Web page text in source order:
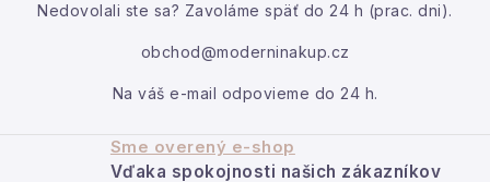
Nedovolali ste sa? Zavoláme späť do 24 h (prac. dni).
obchod@moderninakup.cz
Na váš e-mail odpovieme do 24 h.
Sme overený e-shop
Vďaka spokojnosti našich zákazníkov